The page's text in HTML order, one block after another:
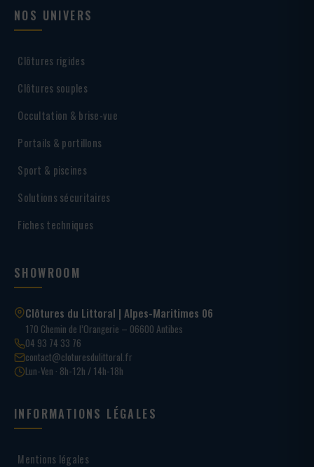
NOS UNIVERS
Clôtures rigides
Clôtures souples
Occultation & brise-vue
Portails & portillons
Sport & piscines
Solutions sécuritaires
Fiches techniques
SHOWROOM
Clôtures du Littoral | Alpes-Maritimes 06
170 Chemin de l’Orangerie – 06600 Antibes
04 93 74 33 76
contact@cloturesdulittoral.fr
Lun-Ven · 8h-12h / 14h-18h
INFORMATIONS LÉGALES
Mentions légales